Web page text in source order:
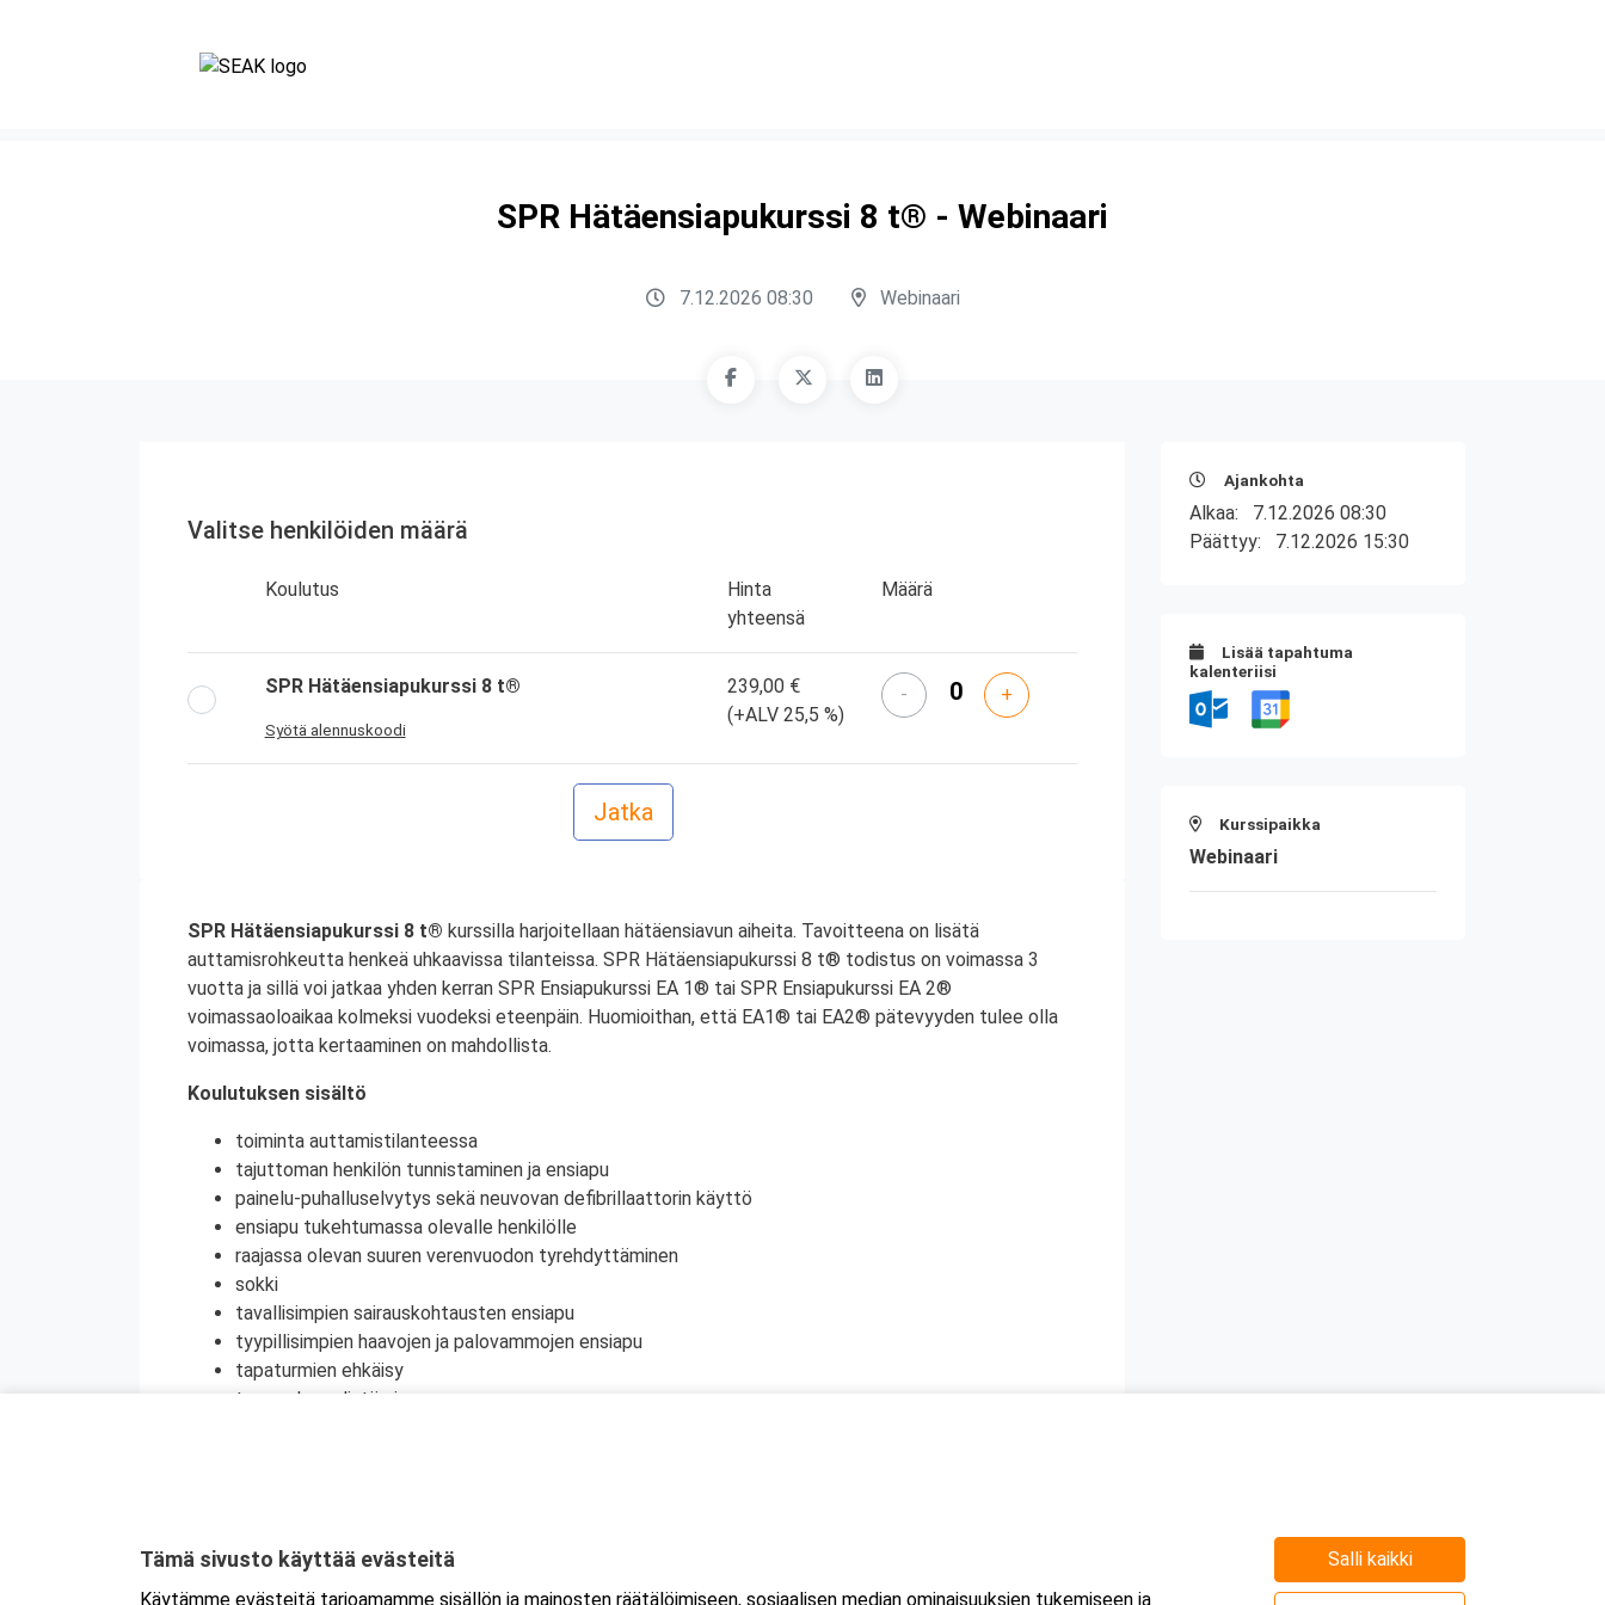
SPR Hätäensiapukurssi 8 t® - Webinaari
7.12.2026 08:30 Webinaari
Valitse henkilöiden määrä
Koulutus
Hinta
yhteensä
Määrä
SPR Hätäensiapukurssi 8 t®
Syötä alennuskoodi
239,00 €
(+ALV 25,5 %)
- +
SPR Hätäensiapukurssi 8 t® kurssilla harjoitellaan hätäensiavun aiheita. Tavoitteena on lisätä
auttamisrohkeutta henkeä uhkaavissa tilanteissa. SPR Hätäensiapukurssi 8 t® todistus on voimassa 3
vuotta ja sillä voi jatkaa yhden kerran SPR Ensiapukurssi EA 1® tai SPR Ensiapukurssi EA 2®
voimassaoloaikaa kolmeksi vuodeksi eteenpäin. Huomioithan, että EA1® tai EA2® pätevyyden tulee olla
voimassa, jotta kertaaminen on mahdollista.
Koulutuksen sisältö
toiminta auttamistilanteessa
tajuttoman henkilön tunnistaminen ja ensiapu
painelu-puhalluselvytys sekä neuvovan defibrillaattorin käyttö
ensiapu tukehtumassa olevalle henkilölle
raajassa olevan suuren verenvuodon tyrehdyttäminen
sokki
tavallisimpien sairauskohtausten ensiapu
tyypillisimpien haavojen ja palovammojen ensiapu
tapaturmien ehkäisy
terveyden edistäminen
Kyseessä on etäkoulutus.Koulutus tapahtuu Microsoft Teams-sovelluksella. Voit osallistua
Ajankohta
Alkaa: 7.12.2026 08:30
Päättyy: 7.12.2026 15:30
Lisää tapahtuma
kalenteriisi
Kurssipaikka
Webinaari
Tämä sivusto käyttää evästeitä
Käytämme evästeitä tarjoamamme sisällön ja mainosten räätälöimiseen, sosiaalisen median ominaisuuksien tukemiseen ja
Salli kaikki